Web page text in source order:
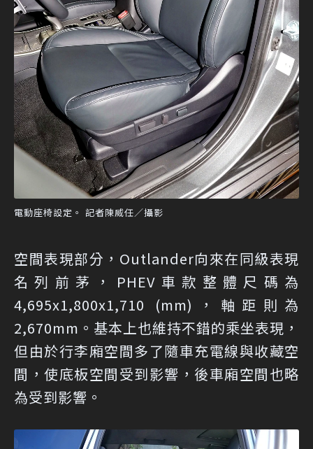
電動座椅設定。 記者陳威任／攝影
空間表現部分，Outlander向來在同級表現
名列前茅，PHEV車款整體尺碼為
4,695x1,800x1,710 (mm)，軸距則為
2,670mm。基本上也維持不錯的乘坐表現，
但由於行李廂空間多了隨車充電線與收藏空
間，使底板空間受到影響，後車廂空間也略
為受到影響。